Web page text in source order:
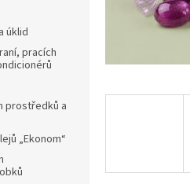
úklid
pracích
prostředků a
„Ekonom“